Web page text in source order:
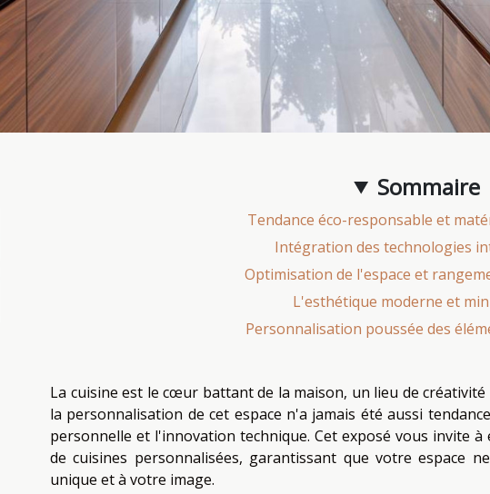
Sommaire
Tendance éco-responsable et
Intégration des technologies
Optimisation de l'espace et
L'esthétique moderne et
Personnalisation poussée des
La cuisine est le cœur battant de la maison, un lieu de
la personnalisation de cet espace n'a jamais été aussi
personnelle et l'innovation technique. Cet exposé vous invite
de cuisines personnalisées, garantissant que votre espace
unique et à votre image.